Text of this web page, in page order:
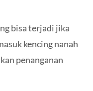
bisa terjadi jika
kencing nanah
penanganan